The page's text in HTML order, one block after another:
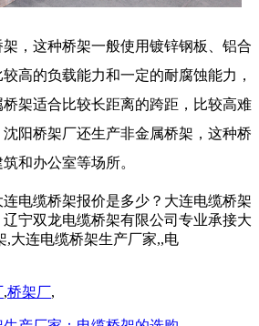
，这种桥架一般使用镀锌钢板、铝合
高的负载能力和一定的耐腐蚀能力，
架适合比较长距离的跨距，比较高难
阳桥架厂还生产非金属桥架，这种桥
和办公室等场所。
电缆桥架报价是多少？大连电缆桥架
宁双龙电缆桥架有限公司专业承接大
,大连电缆桥架生产厂家,,电
,桥架厂,